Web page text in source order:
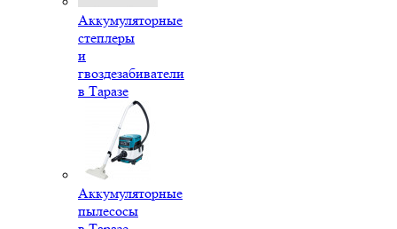
Аккумуляторные
степлеры
и
гвоздезабиватели
в Таразе
Аккумуляторные
пылесосы